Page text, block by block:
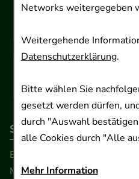
Networks weitergegeben
Weitergehende
Datenschutzerklärung.
Bitte wählen Sie
gesetzt werden dürfen,
durch "Auswahl
alle Cookies durch "Alle
Mehr Information
So erreichen Sie uns
Beratung und Kundenservice:
Montag - Freitag von 9.00 bis